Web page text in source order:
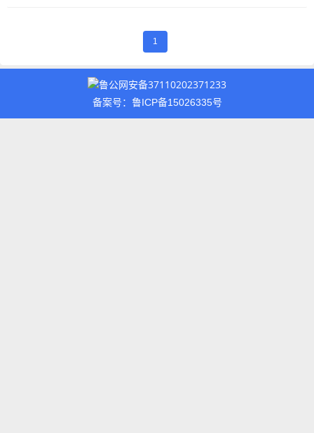
1
鲁公网安备37110202371233
备案号：鲁ICP备15026335号